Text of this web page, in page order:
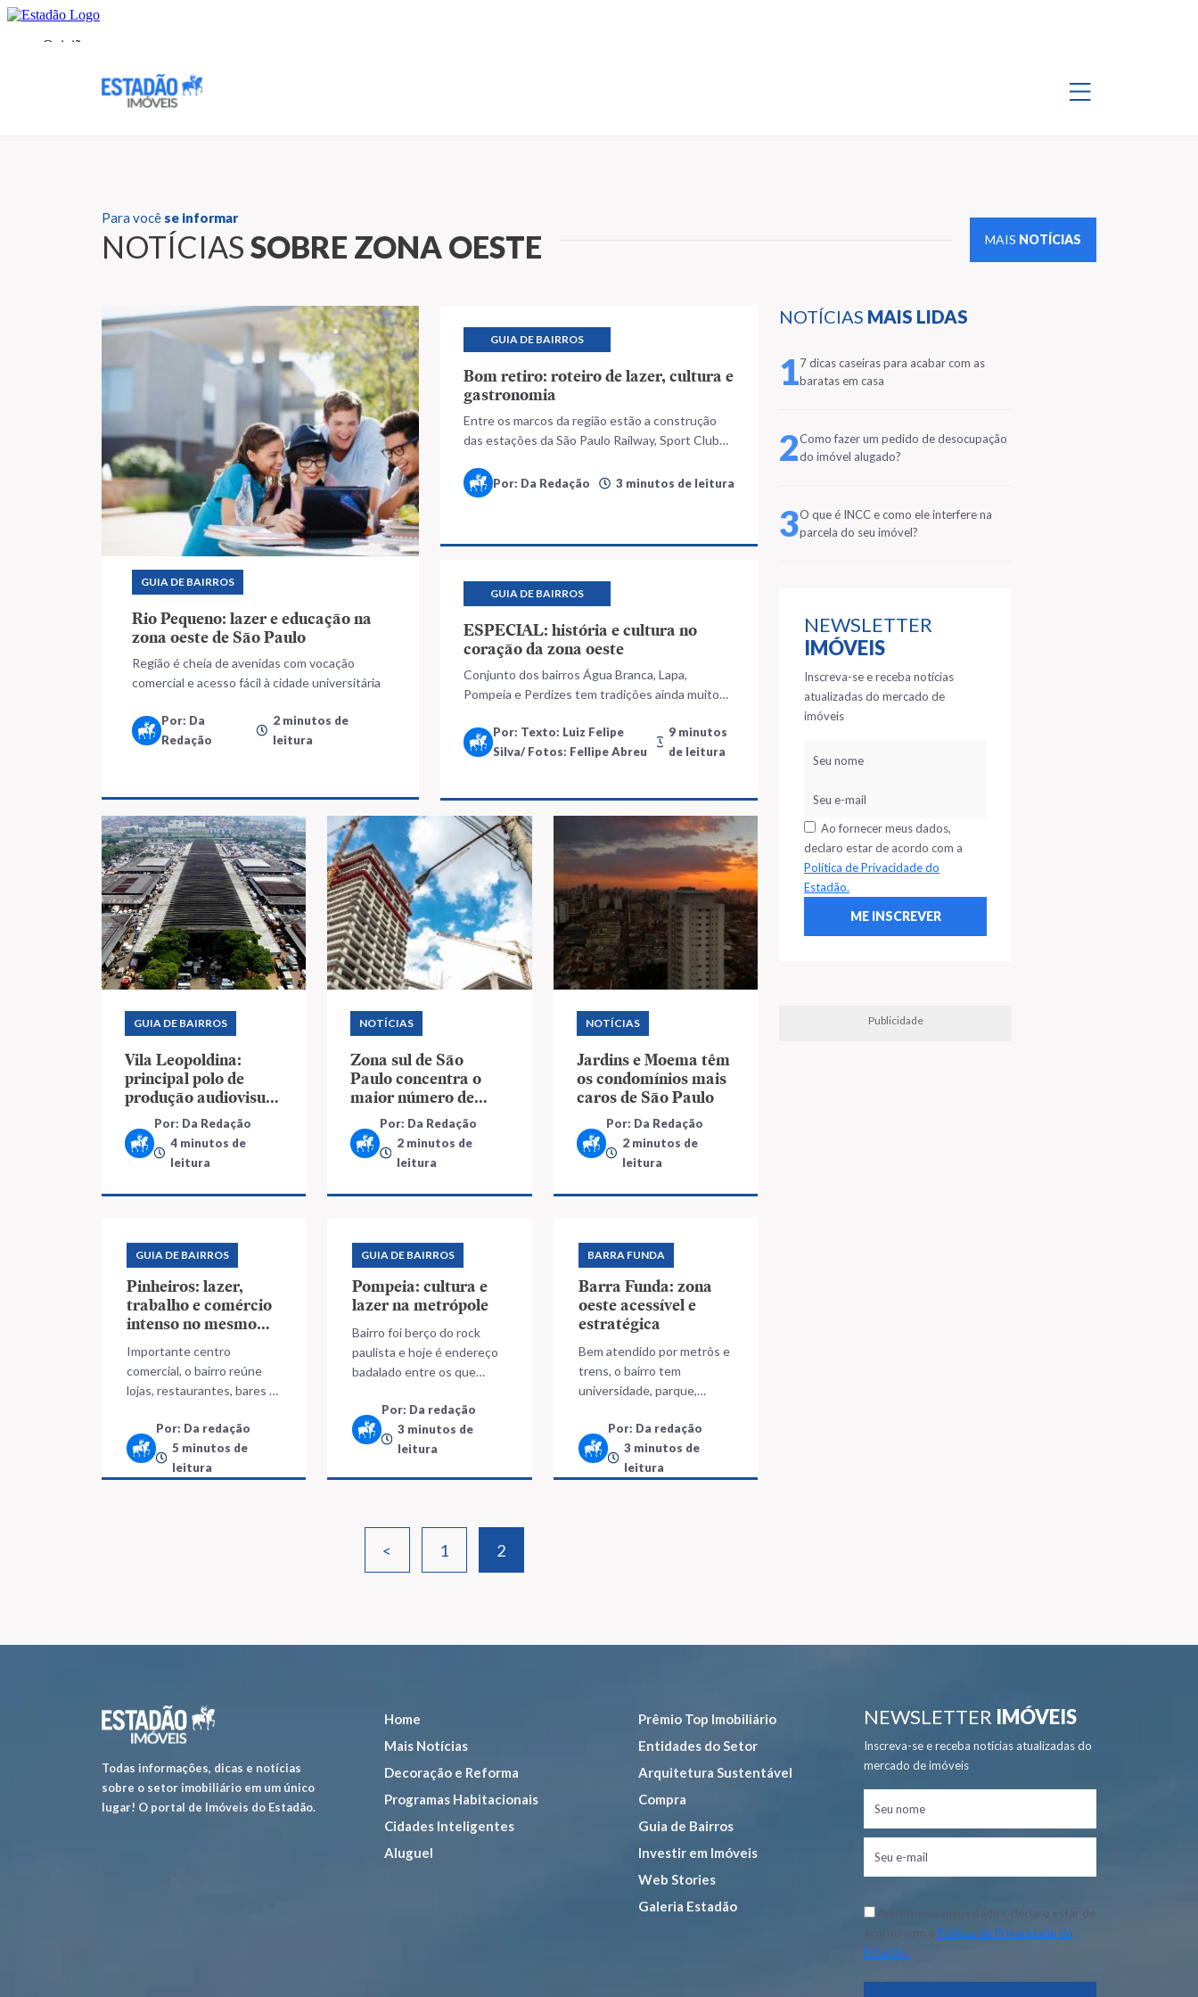
Para você se informar
NOTÍCIASSOBRE ZONA OESTE MAIS NOTÍCIAS
NOTÍCIAS MAIS LIDAS
17 dicas caseiras para acabar com as
baratas em casa
2Como fazer um pedido de desocupação
do imóvel alugado?
3O que é INCC e como ele interfere na
parcela do seu imóvel?
NEWSLETTER
IMÓVEIS
Inscreva-se e receba notícias
atualizadas do mercado de
imóveis
Ao fornecer meus dados,
declaro estar de acordo com a
Política de Privacidade do
Estadão.
Publicidade
GUIA DE BAIRROS
Rio Pequeno: lazer e educação na
zona oeste de São Paulo
Região é cheia de avenidas com vocação
comercial e acesso fácil à cidade universitária
Por: Da
Redação
2 minutos de
leitura
GUIA DE BAIRROS
Bom retiro: roteiro de lazer, cultura e
gastronomia
Entre os marcos da região estão a construção
das estações da São Paulo Railway, Sport Club
Por: Da Redação 3 minutos de leitura
GUIA DE BAIRROS
ESPECIAL: história e cultura no
coração da zona oeste
Conjunto dos bairros Água Branca, Lapa,
Pompeia e Perdizes tem tradições ainda muito
efervescência cultural
Por: Texto: Luiz Felipe
Silva/ Fotos: Fellipe Abreu
9 minutos
de leitura
GUIA DE BAIRROS
Vila Leopoldina:
principal polo de
produção audiovisual
de São Paulo
Por: Da Redação
4 minutos de
leitura
NOTÍCIAS
Zona sul de São
Paulo concentra o
maior número de
lançamentos
Por: Da Redação
2 minutos de
leitura
NOTÍCIAS
Jardins e Moema têm
os condomínios mais
caros de São Paulo
Por: Da Redação
2 minutos de
leitura
GUIA DE BAIRROS
Pinheiros: lazer,
trabalho e comércio
intenso no mesmo
lugar
Importante centro
comercial, o bairro reúne
lojas, restaurantes, bares e
Por: Da redação
5 minutos de
leitura
GUIA DE BAIRROS
Pompeia: cultura e
lazer na metrópole
Bairro foi berço do rock
paulista e hoje é endereço
badalado entre os que
Por: Da redação
3 minutos de
leitura
BARRA FUNDA
Barra Funda: zona
oeste acessível e
estratégica
Bem atendido por metrôs e
trens, o bairro tem
universidade, parque,
intensaPor: Da redação
3 minutos de
leitura
< 1 2
Todas informações, dicas e notícias
sobre o setor imobiliário em um único
lugar! O portal de Imóveis do Estadão.
Home
Mais Notícias
Decoração e Reforma
Programas Habitacionais
Cidades Inteligentes
Aluguel
Prêmio Top Imobiliário
Entidades do Setor
Arquitetura Sustentável
Compra
Guia de Bairros
Investir em Imóveis
Web Stories
Galeria Estadão
NEWSLETTER IMÓVEIS
Inscreva-se e receba notícias atualizadas do
mercado de imóveis
Ao fornecer meus dados, declaro estar de
acordo com a Política de Privacidade do
Estadão.